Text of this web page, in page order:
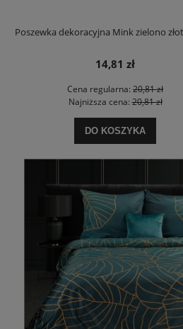
Poszewka dekoracyjna Mink zielono
14,81 zł
Cena regularna: 20,81 zł
Najniższa cena:20,81 zł
DO KOSZYKA